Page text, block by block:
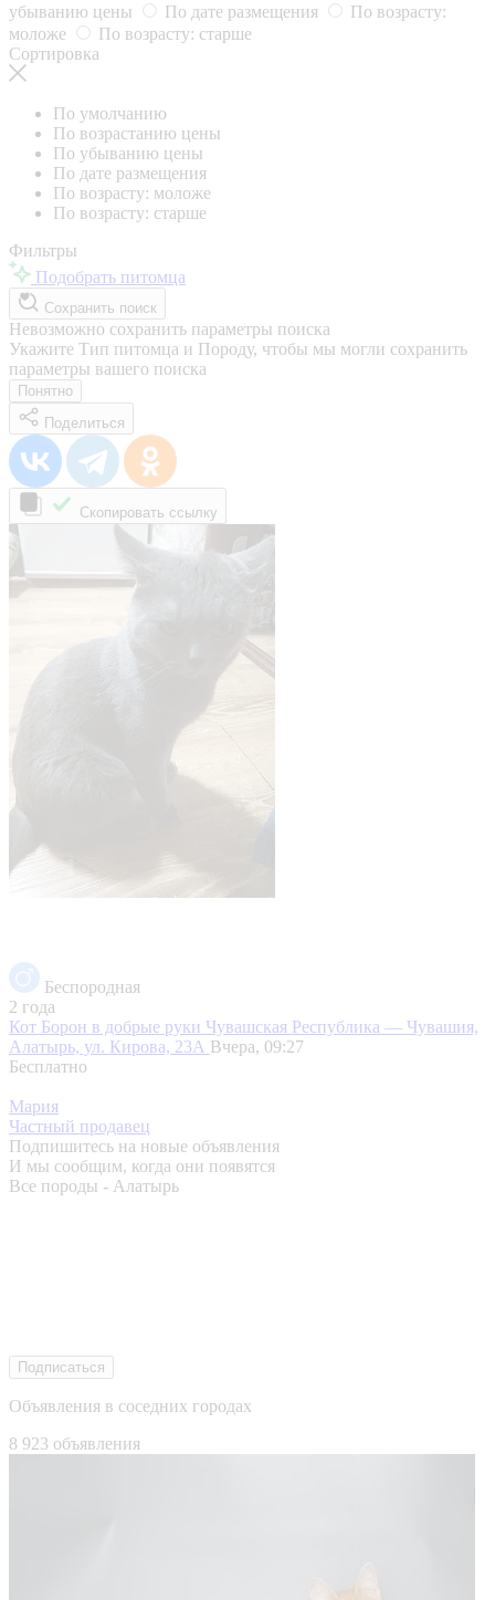
убыванию цены
По дате размещения
По возрасту:
моложе
По возрасту: старше
Сортировка
По умолчанию
По возрастанию цены
По убыванию цены
По дате размещения
По возрасту: моложе
По возрасту: старше
Фильтры
Подобрать питомца
Сохранить поиск
Невозможно сохранить параметры поиска
Укажите Тип питомца и Породу, чтобы мы могли сохранить
параметры вашего поиска
Понятно
Поделиться
Скопировать ссылку
Беспородная
2 года
Кот Борон в добрые руки Чувашская Республика — Чувашия,
Алатырь, ул. Кирова, 23А Вчера, 09:27
Бесплатно
Мария
Частный продавец
Подпишитесь на новые объявления
И мы сообщим, когда они появятся
Все породы - Алатырь
Подписаться
Объявления в соседних городах
8 923 объявления